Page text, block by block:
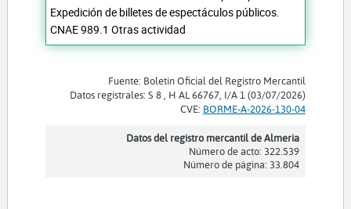
Expedición de billetes de espectáculos públicos.
CNAE 989.1 Otras actividad
Fuente: Boletín Oficial del Registro Mercantil
Datos registrales: S 8 , H AL 66767, I/A 1 (03/07/2026)
CVE: BORME-A-2026-130-04
Datos del registro mercantil de Almeria
Número de acto: 322.539
Número de página: 33.804